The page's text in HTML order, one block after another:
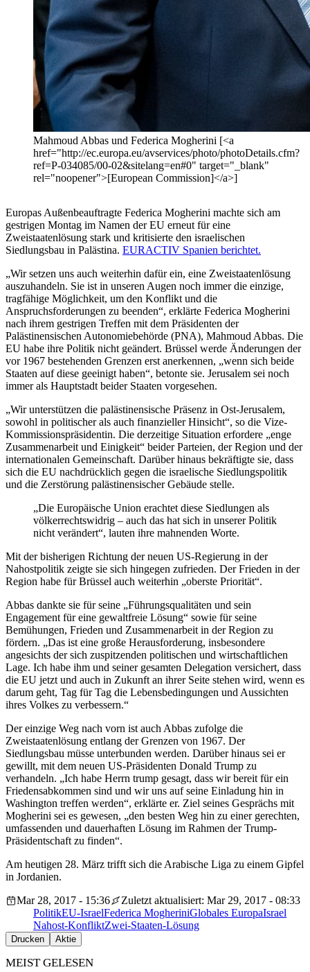
Mahmoud Abbas und Federica Mogherini [<a
href="http://ec.europa.eu/avservices/photo/photoDetails.cfm?
ref=P-034085/00-02&sitelang=en#0" target="_blank"
rel="noopener">[European Commission]</a>]
Europas Außenbeauftragte Federica Mogherini machte sich am
gestrigen Montag im Namen der EU erneut für eine
Zweistaatenlösung stark und kritisierte den israelischen
Siedlungsbau in Palästina. EURACTIV Spanien berichtet.
„Wir setzen uns auch weiterhin dafür ein, eine Zweistaatenlösung
auszuhandeln. Sie ist in unseren Augen noch immer die einzige,
tragfähige Möglichkeit, um den Konflikt und die
Anspruchsforderungen zu beenden“, erklärte Federica Mogherini
nach ihrem gestrigen Treffen mit dem Präsidenten der
Palästinensischen Autonomiebehörde (PNA), Mahmoud Abbas. Die
EU habe ihre Politik nicht geändert. Brüssel werde Änderungen der
vor 1967 bestehenden Grenzen erst anerkennen, „wenn sich beide
Staaten auf diese geeinigt haben“, betonte sie. Jerusalem sei noch
immer als Hauptstadt beider Staaten vorgesehen.
„Wir unterstützen die palästinensische Präsenz in Ost-Jerusalem,
sowohl in politischer als auch finanzieller Hinsicht“, so die Vize-
Kommissionspräsidentin. Die derzeitige Situation erfordere „enge
Zusammenarbeit und Einigkeit“ beider Parteien, der Region und der
internationalen Gemeinschaft. Darüber hinaus bekräftigte sie, dass
sich die EU nachdrücklich gegen die israelische Siedlungspolitik
und die Zerstörung palästinensischer Gebäude stelle.
„Die Europäische Union erachtet diese Siedlungen als
völkerrechtswidrig – auch das hat sich in unserer Politik
nicht verändert“, lauten ihre mahnenden Worte.
Mit der bisherigen Richtung der neuen US-Regierung in der
Nahostpolitik zeigte sie sich hingegen zufrieden. Der Frieden in der
Region habe für Brüssel auch weiterhin „oberste Priorität“.
Abbas dankte sie für seine „Führungsqualitäten und sein
Engagement für eine gewaltfreie Lösung“ sowie für seine
Bemühungen, Frieden und Zusammenarbeit in der Region zu
fördern. „Das ist eine große Herausforderung, insbesondere
angesichts der sich zuspitzenden politischen und wirtschaftlichen
Lage. Ich habe ihm und seiner gesamten Delegation versichert, dass
die EU jetzt und auch in Zukunft an ihrer Seite stehen wird, wenn es
darum geht, Tag für Tag die Lebensbedingungen und Aussichten
ihres Volkes zu verbessern.“
Der einzige Weg nach vorn ist auch Abbas zufolge die
Zweistaatenlösung entlang der Grenzen von 1967. Der
Siedlungsbau müsse unterbunden werden. Darüber hinaus sei er
gewillt, mit dem neuen US-Präsidenten Donald Trump zu
verhandeln. „Ich habe Herrn trump gesagt, dass wir bereit für ein
Friedensabkommen sind und wir uns auf seine Einladung hin in
Washington treffen werden“, erklärte er. Ziel seines Gesprächs mit
Mogherini sei es gewesen, „den besten Weg hin zu einer gerechten,
umfassenden und dauerhaften Lösung im Rahmen der Trump-
Präsidentschaft zu finden“.
Am heutigen 28. März trifft sich die Arabische Liga zu einem Gipfel
in Jordanien.
Mar 28, 2017 - 15:36
Zuletzt aktualisiert: Mar 29, 2017 - 08:33
PolitikEU-IsraelFederica MogheriniGlobales EuropaIsrael
Nahost-KonfliktZwei-Staaten-Lösung
Drucken Aktie
MEIST GELESEN